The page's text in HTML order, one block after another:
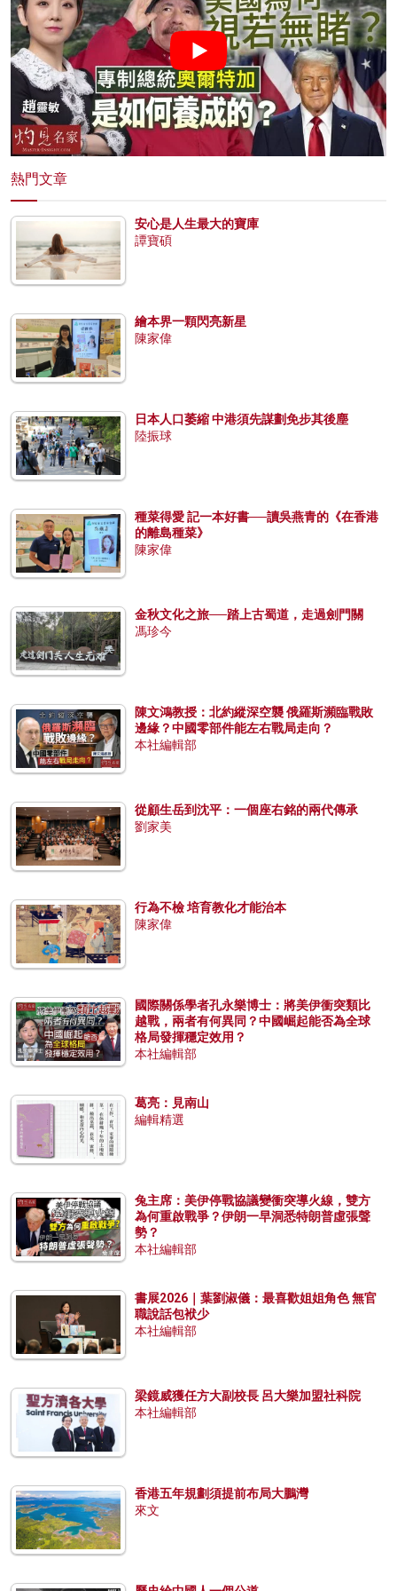
熱門文章
安心是人生最大的寶庫
譚寶碩
繪本界一顆閃亮新星
陳家偉
日本人口萎縮 中港須先謀劃免步其後塵
陸振球
種菜得愛 記一本好書──讀吳燕青的《在香港
的離島種菜》
陳家偉
金秋文化之旅──踏上古蜀道，走過劍門關
馮珍今
陳文鴻教授：北約縱深空襲 俄羅斯瀕臨戰敗
邊緣？中國零部件能左右戰局走向？
本社編輯部
從顧生岳到沈平：一個座右銘的兩代傳承
劉家美
行為不檢 培育教化才能治本
陳家偉
國際關係學者孔永樂博士：將美伊衝突類比
越戰，兩者有何異同？中國崛起能否為全球
格局發揮穩定效用？
本社編輯部
葛亮：見南山
編輯精選
兔主席：美伊停戰協議變衝突導火線，雙方
為何重啟戰爭？伊朗一早洞悉特朗普虛張聲
勢？
本社編輯部
書展2026｜葉劉淑儀：最喜歡姐姐角色 無官
職說話包袱少
本社編輯部
梁鏡威獲任方大副校長 呂大樂加盟社科院
本社編輯部
香港五年規劃須提前布局大鵬灣
來文